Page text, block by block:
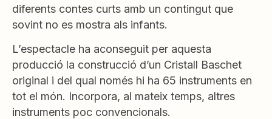
diferents contes curts amb un contingut que
sovint no es mostra als infants.
L’espectacle ha aconseguit per aquesta
producció la construcció d’un Cristall Baschet
original i del qual només hi ha 65 instruments en
tot el món. Incorpora, al mateix temps, altres
instruments poc convencionals.